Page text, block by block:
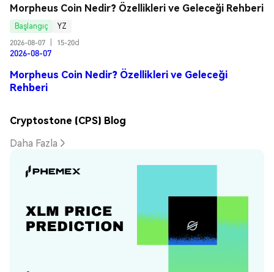
Morpheus Coin Nedir? Özellikleri ve Geleceği Rehberi
Başlangıç
YZ
2026-08-07
15-20d
2026-08-07
Morpheus Coin Nedir? Özellikleri ve Geleceği
Rehberi
Cryptostone (CPS) Blog
Daha Fazla